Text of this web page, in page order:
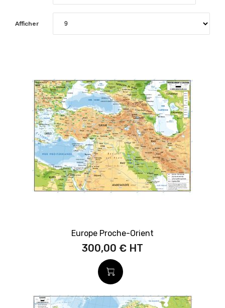
Afficher
Europe Proche-Orient
300,00 €